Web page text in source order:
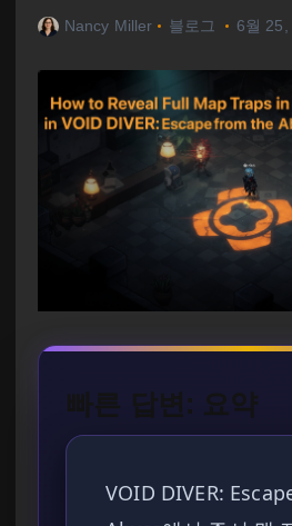
Nancy Miller 블로그 6월 25,
빠른 답변: 요약
VOID DIVER: